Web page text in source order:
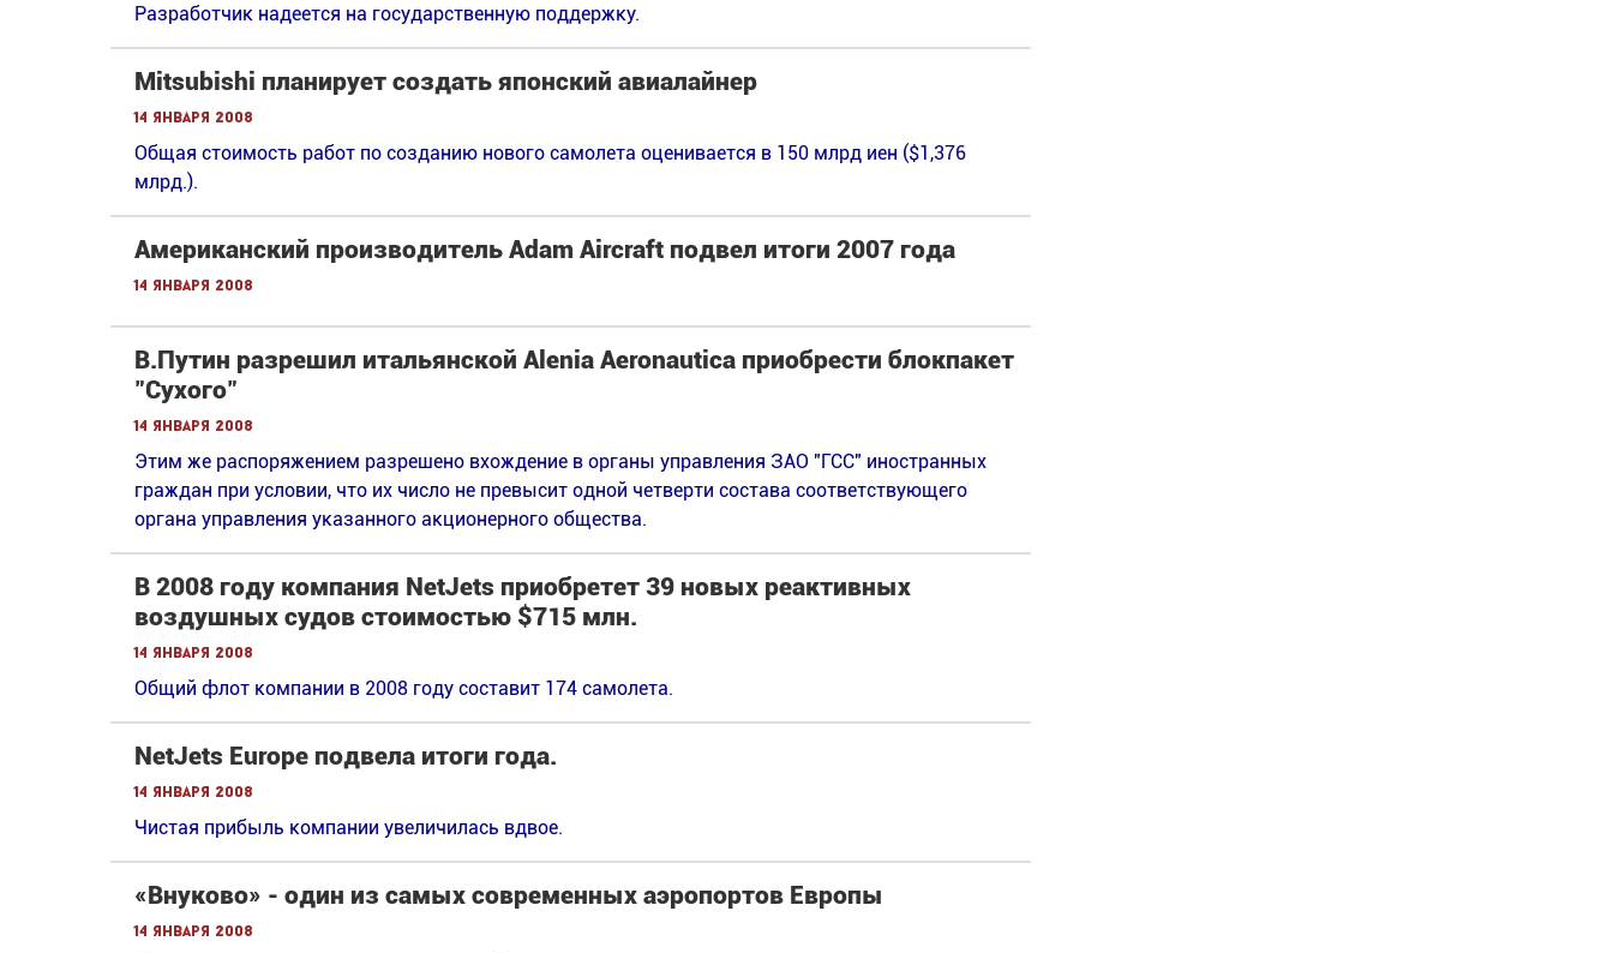
Разработчик надеется на государственную поддержку.
Mitsubishi планирует создать японский авиалайнер
14 января 2008
Общая стоимость работ по созданию нового самолета оценивается в 150 млрд иен ($1,376
млрд.).
Американский производитель Adam Aircraft подвел итоги 2007 года
14 января 2008
В.Путин разрешил итальянской Alenia Aeronautica приобрести блокпакет
"Сухого"
14 января 2008
Этим же распоряжением разрешено вхождение в органы управления ЗАО "ГСС" иностранных
граждан при условии, что их число не превысит одной четверти состава соответствующего
органа управления указанного акционерного общества.
В 2008 году компания NetJets приобретет 39 новых реактивных
воздушных судов стоимостью $715 млн.
14 января 2008
Общий флот компании в 2008 году составит 174 самолета.
NetJets Europe подвела итоги года.
14 января 2008
Чистая прибыль компании увеличилась вдвое.
«Внуково» - один из самых современных аэропортов Европы
14 января 2008